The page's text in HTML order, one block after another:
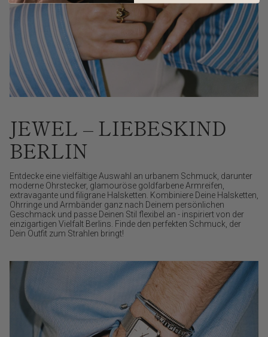
JEWEL – LIEBESKIND
BERLIN
Entdecke eine vielfältige Auswahl an urbanem Schmuck, darunter
moderne Ohrstecker, glamouröse goldfarbene Armreifen,
extravagante und filigrane Halsketten. Kombiniere Deine Halsketten,
Ohrringe und Armbänder ganz nach Deinem persönlichen
Geschmack und passe Deinen Stil flexibel an - inspiriert von der
einzigartigen Vielfalt Berlins. Finde den perfekten Schmuck, der
Dein Outfit zum Strahlen bringt!